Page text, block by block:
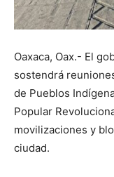
Oaxaca, Oax.- El
sostendrá
de Pueblos
Popular
movilizaciones y
ciudad.